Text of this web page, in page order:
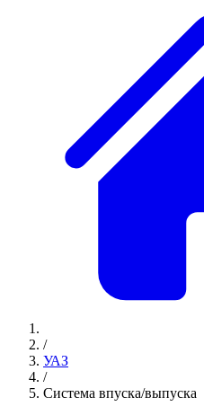
/
УАЗ
/
Система впуска/выпуска